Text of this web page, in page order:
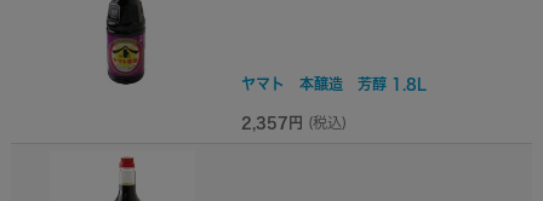
ヤマト 本醸造 芳醇 1.8L
2,357円 (税込)